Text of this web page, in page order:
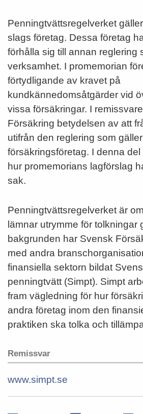
Penningtvättsregelverket
slags företag. Dessa företag
förhålla sig till annan reglering
verksamhet. I promemorian
förtydligande av kravet på
kundkännedomsåtgärder vid
vissa försäkringar. I
Försäkring betydelsen av att
utifrån den reglering som
försäkringsföretag. I denna
hur promemorians lagförslag
sak.
Penningtvättsregelverket är
lämnar utrymme för tolkningar
bakgrunden har Svensk
med andra
finansiella sektorn bildat
penningtvätt (Simpt). Simpt
fram vägledning för hur
andra företag inom den
praktiken ska tolka och
Remissvar
www.simpt.se